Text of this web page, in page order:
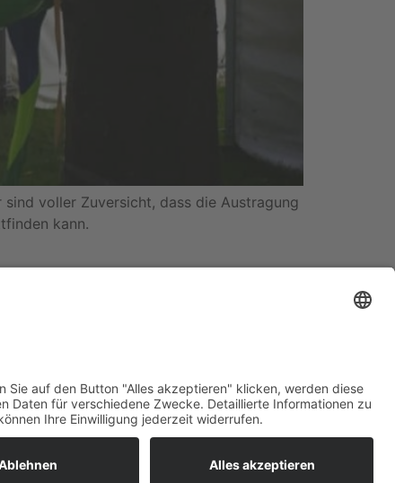
voller Zuversicht, dass die Austragung
kann.